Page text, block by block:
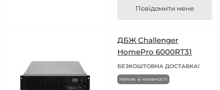
Повідомити мене
ДБЖ Challenger
HomePro 6000RT31
БЕЗКОШТОВНА ДОСТАВКА!
Немає в наявності